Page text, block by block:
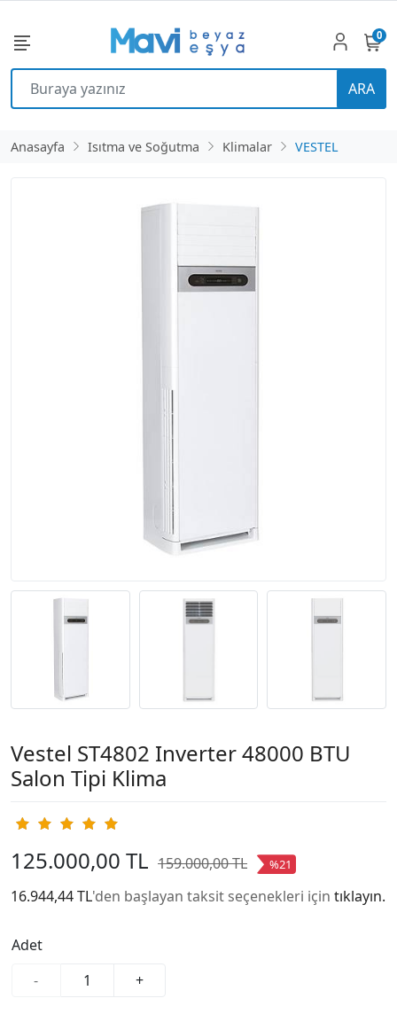
ARA
0
Anasayfa Isıtma ve Soğutma Klimalar VESTEL
Vestel ST4802 Inverter 48000 BTU
Salon Tipi Klima
125.000,00 TL 159.000,00 TL %21
16.944,44 TL'den başlayan taksit seçenekleri için tıklayın.
Adet
-
+